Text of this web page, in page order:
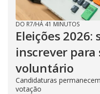
DO R7/HÁ 41 MINUTOS
Eleições 2026:
inscrever para
voluntário
Candidaturas
votação